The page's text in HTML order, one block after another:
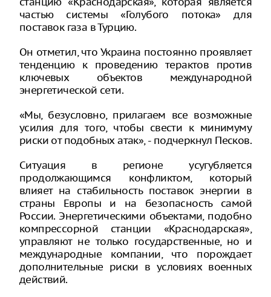
частью системы «Голубого потока» для
поставок газа в Турцию.
Он отметил, что Украина постоянно проявляет
тенденцию к проведению терактов против
ключевых объектов международной
энергетической сети.
«Мы, безусловно, прилагаем все возможные
усилия для того, чтобы свести к минимуму
риски от подобных атак», - подчеркнул Песков.
Ситуация в регионе усугубляется
продолжающимся конфликтом, который
влияет на стабильность поставок энергии в
страны Европы и на безопасность самой
России. Энергетическими объектами, подобно
компрессорной станции «Краснодарская»,
управляют не только государственные, но и
международные компании, что порождает
дополнительные риски в условиях военных
действий.